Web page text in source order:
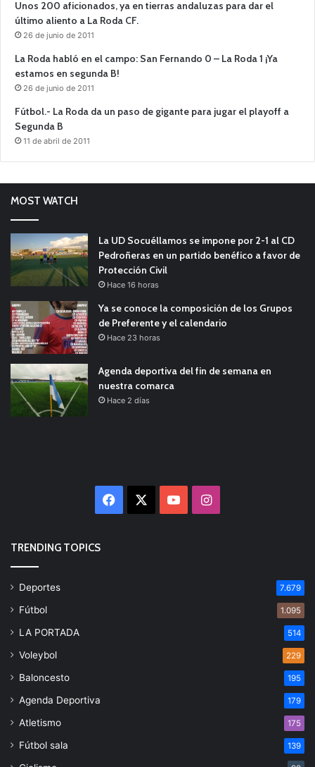
Unos 200 aficionados, ya en tierras andaluzas para dar el
último aliento a La Roda CF.
26 de junio de 2011
La Roda habló en el campo: San Fernando 0 – La Roda 1 ¡Ya
estamos en segunda B!
26 de junio de 2011
Fútbol.- La Roda da un paso de gigante para jugar el playoff a
Segunda B
11 de abril de 2011
MOST WATCH
La UD Socuéllamos se impone por 2-1 al CD
Pedroñeras en un partido benéfico a favor de
Protección Civil
Hace 16 horas
Ya se conoce la composición de los Grupos
de Preferente y el calendario
Hace 23 horas
Agenda deportiva del fin de semana en
nuestra comarca
Hace 2 días
Facebook YouTubeInstagram
TRENDING TOPICS
Deportes 7.679
Fútbol 1.095
LA PORTADA 514
Voleybol 229
Baloncesto 195
Agenda Deportiva 179
Atletismo 175
Fútbol sala 139